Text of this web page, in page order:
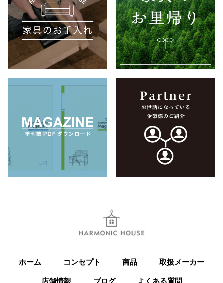
ホーム コンセプト 商品 取扱メーカー
店舗情報 ブログ よくある質問